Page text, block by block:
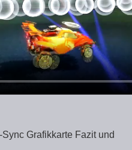
Grafikkarte Fazit und